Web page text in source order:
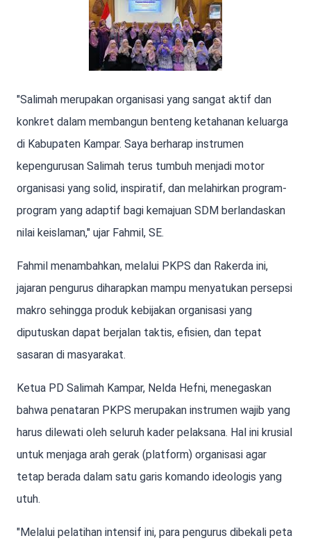
"Salimah merupakan organisasi yang sangat aktif dan
konkret dalam membangun benteng ketahanan keluarga
di Kabupaten Kampar. Saya berharap instrumen
kepengurusan Salimah terus tumbuh menjadi motor
organisasi yang solid, inspiratif, dan melahirkan program-
program yang adaptif bagi kemajuan SDM berlandaskan
nilai keislaman," ujar Fahmil, SE.
Fahmil menambahkan, melalui PKPS dan Rakerda ini,
jajaran pengurus diharapkan mampu menyatukan persepsi
makro sehingga produk kebijakan organisasi yang
diputuskan dapat berjalan taktis, efisien, dan tepat
sasaran di masyarakat.
Ketua PD Salimah Kampar, Nelda Hefni, menegaskan
bahwa penataran PKPS merupakan instrumen wajib yang
harus dilewati oleh seluruh kader pelaksana. Hal ini krusial
untuk menjaga arah gerak (platform) organisasi agar
tetap berada dalam satu garis komando ideologis yang
utuh.
"Melalui pelatihan intensif ini, para pengurus dibekali peta